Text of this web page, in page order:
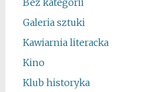
Galeria sztuki
Kawiarnia literacka
Kino
Klub historyka